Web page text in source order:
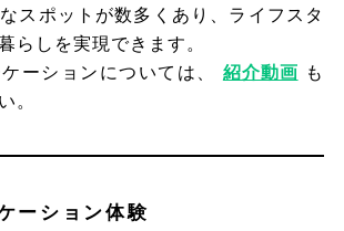
スポットが数多くあり、ライフスタ
らしを実現できます。
ーションについては、
紹介動画 も
。
ーション体験